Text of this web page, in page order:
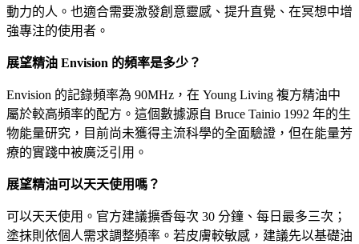
動力的人。也適合需要激發創意靈感、提升直覺、在冥想中增
強專注的使用者。
展望精油 Envision 的頻率是多少？
Envision 的記錄頻率為 90MHz，在 Young Living 複方精油中
屬於較高頻率的配方。這個數據源自 Bruce Tainio 1992 年的生
物能量研究，目前尚未獲得主流科學的全面驗證，但在能量芳
療的實踐中被廣泛引用。
展望精油可以天天使用嗎？
可以天天使用。官方建議擴香每次 30 分鐘、每日最多三次；
塗抹則依個人需求調整頻率。若皮膚較敏感，建議先以基礎油